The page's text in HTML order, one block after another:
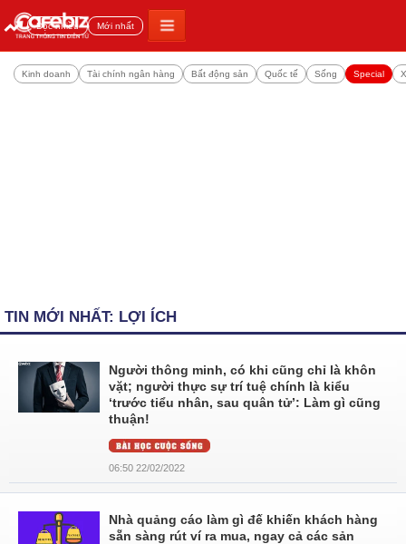
Đọc nhiều Mới nhất
Kinh doanh Tài chính ngân hàng Bất động sản Quốc tế Sống Special
TIN MỚI NHẤT: LỢI ÍCH
Người thông minh, có khi cũng chỉ là khôn
vặt; người thực sự trí tuệ chính là kiểu
‘trước tiểu nhân, sau quân tử’: Làm gì cũng
thuận!
06:50 22/02/2022
Nhà quảng cáo làm gì đế khiến khách hàng
sẵn sàng rút ví ra mua, ngay cả các sản